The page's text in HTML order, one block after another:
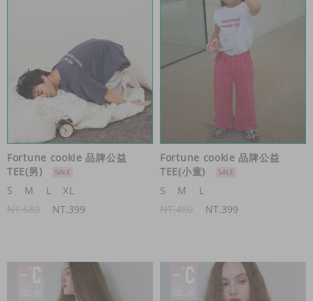
Fortune cookie 品牌公益
TEE(男)
S
M L
XL
NT.680
NT.399
Fortune cookie 品牌公益
TEE(小童)
S
M
L
NT.480
NT.399